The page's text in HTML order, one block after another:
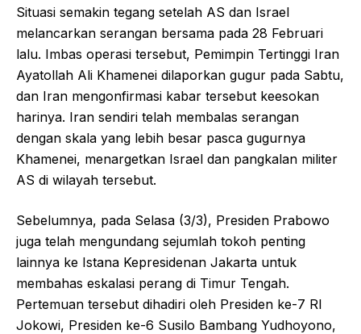
Situasi semakin tegang setelah AS dan Israel
melancarkan serangan bersama pada 28 Februari
lalu. Imbas operasi tersebut, Pemimpin Tertinggi Iran
Ayatollah Ali Khamenei dilaporkan gugur pada Sabtu,
dan Iran mengonfirmasi kabar tersebut keesokan
harinya. Iran sendiri telah membalas serangan
dengan skala yang lebih besar pasca gugurnya
Khamenei, menargetkan Israel dan pangkalan militer
AS di wilayah tersebut.
Sebelumnya, pada Selasa (3/3), Presiden Prabowo
juga telah mengundang sejumlah tokoh penting
lainnya ke Istana Kepresidenan Jakarta untuk
membahas eskalasi perang di Timur Tengah.
Pertemuan tersebut dihadiri oleh Presiden ke-7 RI
Jokowi, Presiden ke-6 Susilo Bambang Yudhoyono,